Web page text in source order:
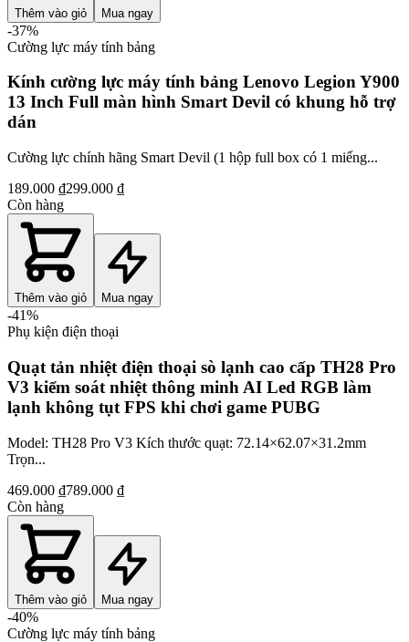
Thêm vào giỏ Mua ngay
-37%
Cường lực máy tính bảng
Kính cường lực máy tính bảng Lenovo Legion Y900
13 Inch Full màn hình Smart Devil có khung hỗ trợ
dán
Cường lực chính hãng Smart Devil (1 hộp full box có 1 miếng...
189.000 ₫299.000 ₫
Còn hàng
Thêm vào giỏ Mua ngay
-41%
Phụ kiện điện thoại
Quạt tản nhiệt điện thoại sò lạnh cao cấp TH28 Pro
V3 kiểm soát nhiệt thông minh AI Led RGB làm
lạnh không tụt FPS khi chơi game PUBG
Model: TH28 Pro V3 Kích thước quạt: 72.14×62.07×31.2mm
Trọn...
469.000 ₫789.000 ₫
Còn hàng
Thêm vào giỏ Mua ngay
-40%
Cường lực máy tính bảng